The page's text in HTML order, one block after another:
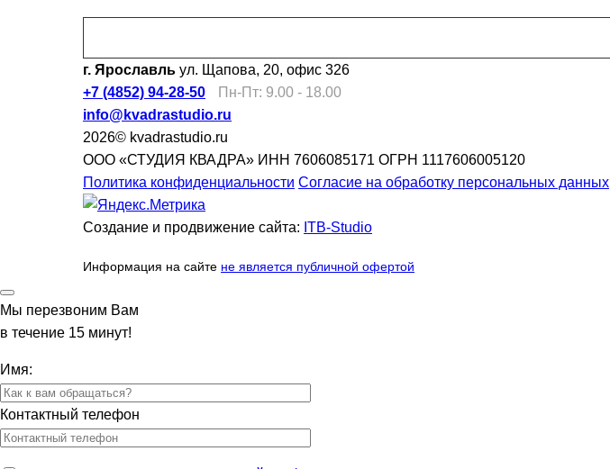
г. Ярославль ул. Щапова, 20, офис 326
+7 (4852) 94-28-50
Пн-Пт: 9.00 - 18.00
info@kvadrastudio.ru
2026© kvadrastudio.ru
ООО «СТУДИЯ КВАДРА» ИНН 7606085171 ОГРН 1117606005120
Политика конфиденциальности Согласие на обработку персональных данных
Создание и продвижение сайта: ITB-Studio
Информация на сайте не является публичной офертой
Мы перезвоним Вам
в течение 15 минут!
Имя:
Контактный телефон